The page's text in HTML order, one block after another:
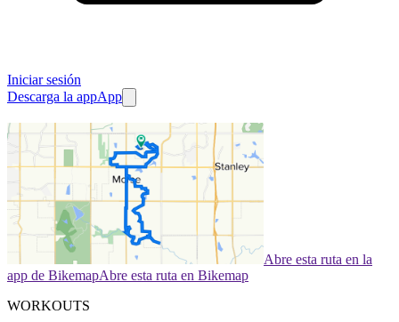
Iniciar sesión
Descarga la appApp
Abre esta ruta en la
app de BikemapAbre esta ruta en Bikemap
WORKOUTS